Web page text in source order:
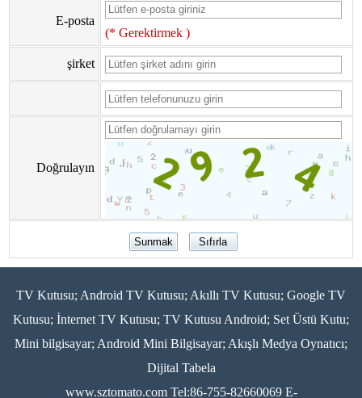
E-posta
(* Gerektirmek )
şirket
Doğrulayın
TV Kutusu; Android TV Kutusu; Akıllı TV Kutusu; Google TV
Kutusu; İnternet TV Kutusu; TV Kutusu Android; Set Üstü Kutu;
Mini bilgisayar; Android Mini Bilgisayar; Akışlı Medya Oynatıcı;
Dijital Tabela
www.sztomato.comTel:86-755-82660069 E-